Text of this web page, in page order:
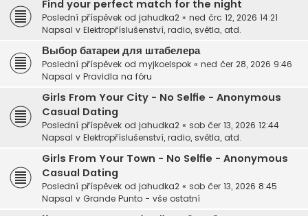
Find your perfect match for the night
Poslední příspěvek od jahudka2 « ned črc 12, 2026 14:21
Napsal v Elektropříslušenství, radio, světla, atd.
Выбор батареи для штабелера
Poslední příspěvek od myjkoelspok « ned čer 28, 2026 9:46
Napsal v Pravidla na fóru
Girls From Your City - No Selfie - Anonymous
Casual Dating
Poslední příspěvek od jahudka2 « sob čer 13, 2026 12:44
Napsal v Elektropříslušenství, radio, světla, atd.
Girls From Your Town - No Selfie - Anonymous
Casual Dating
Poslední příspěvek od jahudka2 « sob čer 13, 2026 8:45
Napsal v Grande Punto - vše ostatní